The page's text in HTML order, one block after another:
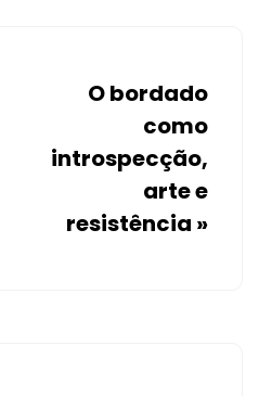
O bordado
como
introspecção,
arte e
resistência »